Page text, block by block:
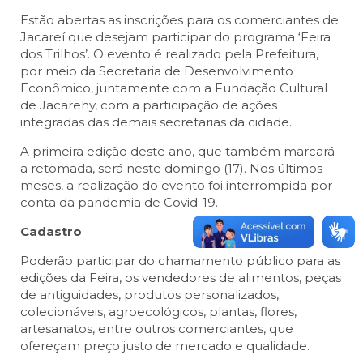
Estão abertas as inscrições para os comerciantes de
Jacareí que desejam participar do programa ‘Feira
dos Trilhos’. O evento é realizado pela Prefeitura,
por meio da Secretaria de Desenvolvimento
Econômico, juntamente com a Fundação Cultural
de Jacarehy, com a participação de ações
integradas das demais secretarias da cidade.
A primeira edição deste ano, que também marcará
a retomada, será neste domingo (17). Nos últimos
meses, a realização do evento foi interrompida por
conta da pandemia de Covid-19.
Cadastro
Poderão participar do chamamento público para as
edições da Feira, os vendedores de alimentos, peças
de antiguidades, produtos personalizados,
colecionáveis, agroecológicos, plantas, flores,
artesanatos, entre outros comerciantes, que
ofereçam preço justo de mercado e qualidade.